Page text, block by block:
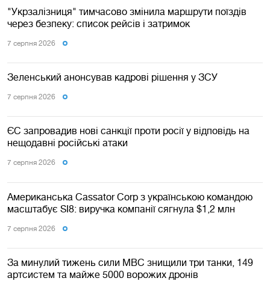
"Укрзалізниця" тимчасово змінила маршрути поїздів
через безпеку: список рейсів і затримок
7 серпня 2026
Зеленський анонсував кадрові рішення у ЗСУ
7 серпня 2026
ЄС запровадив нові санкції проти росії у відповідь на
нещодавні російські атаки
7 серпня 2026
Американська Cassator Corp з українською командою
масштабує SI8: виручка компанії сягнула $1,2 млн
7 серпня 2026
За минулий тижень сили МВС знищили три танки, 149
артсистем та майже 5000 ворожих дронів